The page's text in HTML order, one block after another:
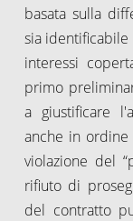
basata sulla
sia
interessi
primo
a giustificare
anche in
violazione del
rifiuto di
del contratto